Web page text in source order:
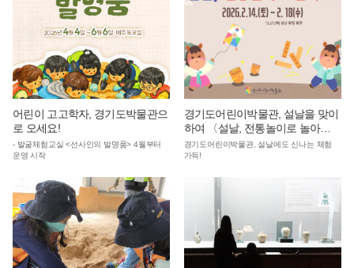
어린이 고고학자, 경기도박물관으
로 오세요!
- 발굴체험교실 <선사인의 발명품> 4월부터
운영 시작
경기도어린이박물관, 설날을 맞이
하여 〈설날, 전통놀이로 놀아
요!〉 체험프로그램 운영
경기도어린이박물관, 설날에도 신나는 체험
가득!